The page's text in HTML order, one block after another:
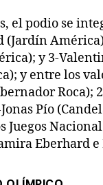
el podio se
(Jardín
y 3-
y entre los
Roca);
Pío
Juegos
Eberhard